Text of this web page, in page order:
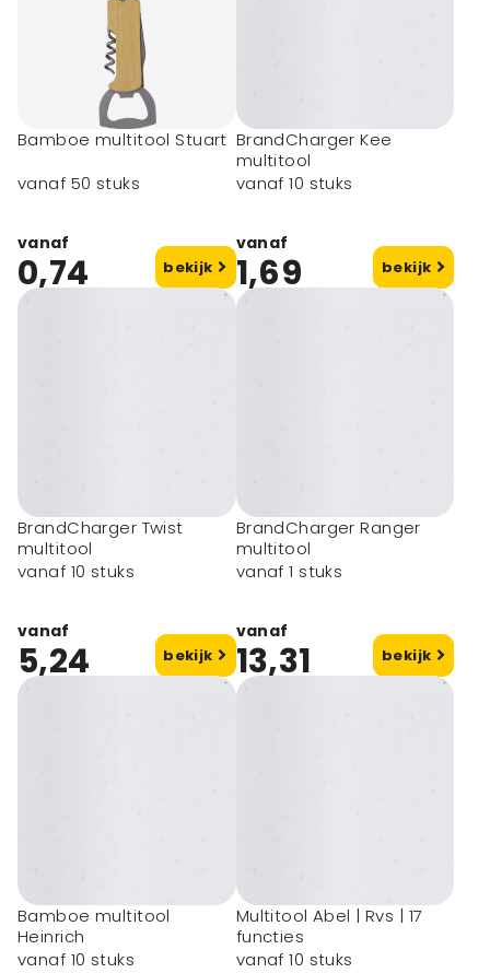
Bamboe multitool Stuart
vanaf 50 stuks
vanaf
0,74 bekijk
BrandCharger Kee
multitool
vanaf 10 stuks
vanaf
1,69 bekijk
BrandCharger Twist
multitool
vanaf 10 stuks
vanaf
5,24 bekijk
BrandCharger Ranger
multitool
vanaf 1 stuks
vanaf
13,31 bekijk
Bamboe multitool
Heinrich
vanaf 10 stuks
Multitool Abel | Rvs | 17
functies
vanaf 10 stuks